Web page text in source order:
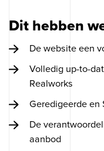
Dit hebben
De website een
Volledig up-to-
Realworks
Geredigeerde en
De
aanbod